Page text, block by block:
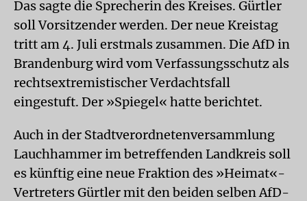
Das sagte die Sprecherin des Kreises. Gürtler
soll Vorsitzender werden. Der neue Kreistag
tritt am 4. Juli erstmals zusammen. Die AfD in
Brandenburg wird vom Verfassungsschutz als
rechtsextremistischer Verdachtsfall
eingestuft. Der »Spiegel« hatte berichtet.
Auch in der Stadtverordnetenversammlung
Lauchhammer im betreffenden Landkreis soll
es künftig eine neue Fraktion des »Heimat«-
Vertreters Gürtler mit den beiden selben AfD-